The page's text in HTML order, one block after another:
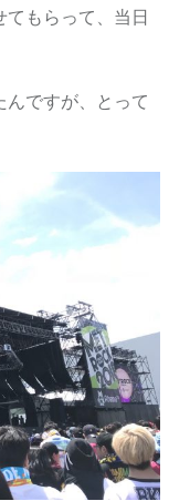
もらって、当日
んですが、とって